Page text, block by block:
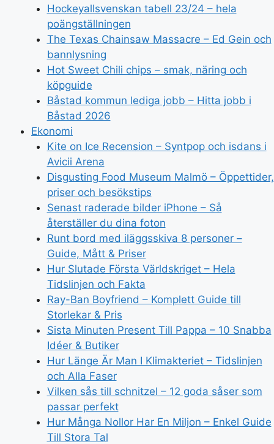
Hockeyallsvenskan tabell 23/24 – hela
poängställningen
The Texas Chainsaw Massacre – Ed Gein och
bannlysning
Hot Sweet Chili chips – smak, näring och
köpguide
Båstad kommun lediga jobb – Hitta jobb i
Båstad 2026
Ekonomi
Kite on Ice Recension – Syntpop och isdans i
Avicii Arena
Disgusting Food Museum Malmö – Öppettider,
priser och besökstips
Senast raderade bilder iPhone – Så
återställer du dina foton
Runt bord med iläggsskiva 8 personer –
Guide, Mått & Priser
Hur Slutade Första Världskriget – Hela
Tidslinjen och Fakta
Ray-Ban Boyfriend – Komplett Guide till
Storlekar & Pris
Sista Minuten Present Till Pappa – 10 Snabba
Idéer & Butiker
Hur Länge Är Man I Klimakteriet – Tidslinjen
och Alla Faser
Vilken sås till schnitzel – 12 goda såser som
passar perfekt
Hur Många Nollor Har En Miljon – Enkel Guide
Till Stora Tal